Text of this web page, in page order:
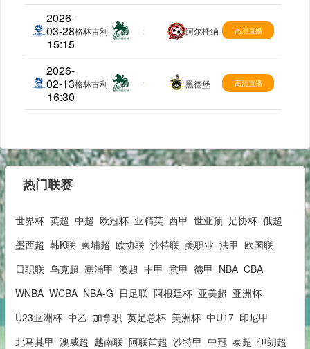
2026-
03-28
15:15
澳维超
格林古利 : 阿尔托纳 高清直播
2026-
02-13
16:30
澳维超
格林古利 : 黑德堡 高清直播
热门联赛
世界杯 英超 中超 欧冠杯 亚精英 西甲 世亚预 足协杯 俄超
墨西超 韩K联 柬埔超 欧协联 沙特联 美职业 法甲 欧国联
日职联 乌克超 塞浦甲 澳超 中甲 意甲 德甲 NBA CBA
WNBA WCBA NBA-G 日足联 阿根廷杯 亚美超 亚洲杯
U23亚洲杯 中乙 加拿职 英足总杯 美洲杯 中U17 印尼甲
北马其甲 澳威超 越南联 阿联酋超 沙特甲 中冠 泰超 伊朗超